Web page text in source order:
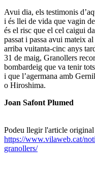
Avui dia, els testimonis
i és llei de vida que vagin
és el risc que el cel caigui
passat i passa avui mateix
arriba vuitanta-cinc anys
31 de maig, Granollers
bombardeig que va tenir
i que l’agermana amb
o Hiroshima.
Joan Safont Plumed
Podeu llegir l'article original
https://www.vilaweb.cat/
granollers/